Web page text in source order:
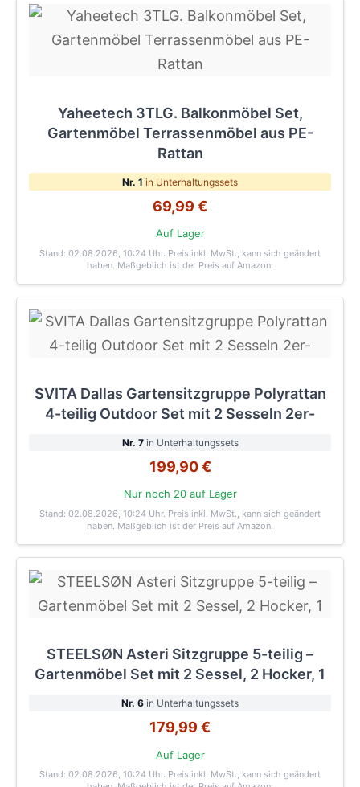
Yaheetech 3TLG. Balkonmöbel Set,
Gartenmöbel Terrassenmöbel aus PE-
Rattan
Nr. 1 in Unterhaltungssets
69,99 €
Auf Lager
Stand: 02.08.2026, 10:24 Uhr. Preis inkl. MwSt., kann sich geändert
haben. Maßgeblich ist der Preis auf Amazon.
SVITA Dallas Gartensitzgruppe Polyrattan
4-teilig Outdoor Set mit 2 Sesseln 2er-
Nr. 7in Unterhaltungssets
199,90 €
Nur noch 20 auf Lager
Stand: 02.08.2026, 10:24 Uhr. Preis inkl. MwSt., kann sich geändert
haben. Maßgeblich ist der Preis auf Amazon.
STEELSØN Asteri Sitzgruppe 5-teilig –
Gartenmöbel Set mit 2 Sessel, 2 Hocker, 1
Nr. 6 in Unterhaltungssets
179,99 €
Auf Lager
Stand: 02.08.2026, 10:24 Uhr. Preis inkl. MwSt., kann sich geändert